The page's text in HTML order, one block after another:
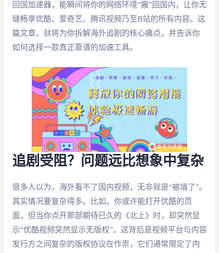
回国加速器，能瞬间将你的网络环境“搬”回国内，让你无
缝畅享优酷、爱奇艺、腾讯视频乃至B站的所有内容。这
篇文章，就将为你拆解海外追剧的核心痛点，并告诉你
如何选择一款真正靠谱的加速工具。
追剧受阻？问题远比想象中复杂
很多人以为，海外看不了国内视频，无非就是“被墙了”。
其实情况要复杂得多。比如，你或许能打开优酷的页
面，但当你点开那部期待已久的《北上》时，却突然显
示“优酷视频突然显示无版权”。这背后是视频平台与内容
发行方之间复杂的版权协议在作祟，它们通常限定了内